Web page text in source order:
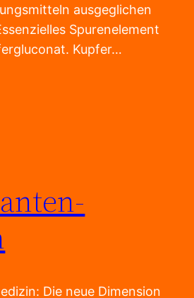
ausgeglichen
Spurenelement
Kupfer…
Die neue Dimension